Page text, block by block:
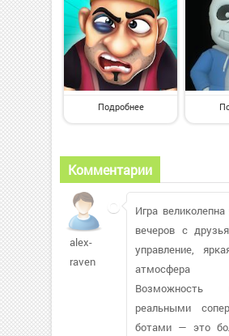
Подробнее
Комментарии
alex-
raven
Игра
вечеров с
управление,
атмосфера
реальными
ботами — это